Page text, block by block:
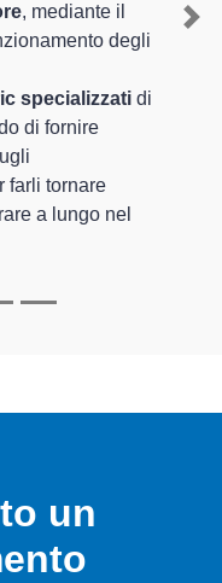
, mediante il
degli
specializzati di
di fornire
farli tornare
a lungo nel
un